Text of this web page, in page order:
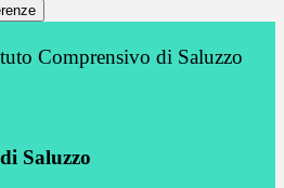
Comprensivo di Saluzzo
Saluzzo